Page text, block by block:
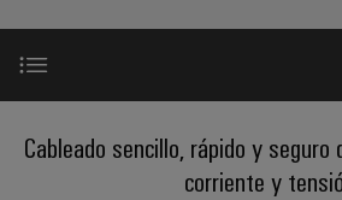
se
de
Tecnología
IN
impreso
componentes
Fast
Service
y
Compliance
PREVIA
Ventas
de
Protección durante las
Cableado sencillo, rápido y
corriente y